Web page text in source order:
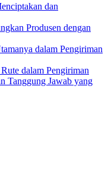
dan
Produsen dengan
dalam Pengiriman
dalam Pengiriman
Tanggung Jawab yang